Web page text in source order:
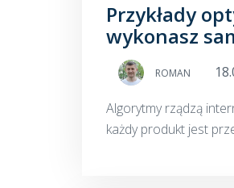
Przykłady
wykonasz
ROMAN
Algorytmy rządzą
każdy produkt jest